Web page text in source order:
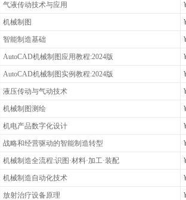
气液传动技术与应用
机械制图
智能制造基础
AutoCAD机械制图应用教程:2024版
AutoCAD机械制图实例教程:2024版
液压传动与气动技术
机械制图测绘
机电产品数字化设计
战略和经营驱动的智能制造转型
机械制造全流程:识图·材料·加工·装配
机械制造自动化技术
放射治疗设备原理